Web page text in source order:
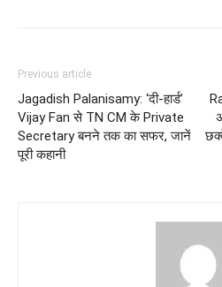
Previous article
Jagadish Palanisamy: ‘दी-हार्ड’
Vijay Fan से TN CM के Private
Secretary बनने तक का सफर, जानें
पूरी कहानी